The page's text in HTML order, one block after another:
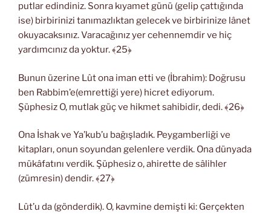
putlar edindiniz. Sonra kıyamet günü (gelip çattığında
ise) birbirinizi tanımazlıktan gelecek ve birbirinize lânet
okuyacaksınız. Varacağınız yer cehennemdir ve hiç
yardımcınız da yoktur. ﴾25﴿
Bunun üzerine Lût ona iman etti ve (İbrahim): Doğrusu
ben Rabbim’e(emrettiği yere) hicret ediyorum.
Şüphesiz O, mutlak güç ve hikmet sahibidir, dedi. ﴾26﴿
Ona İshak ve Ya’kub’u bağışladık. Peygamberliği ve
kitapları, onun soyundan gelenlere verdik. Ona dünyada
mükâfatını verdik. Şüphesiz o, ahirette de sâlihler
(zümresin) dendir. ﴾27﴿
Lût’u da (gönderdik). O, kavmine demişti ki: Gerçekten